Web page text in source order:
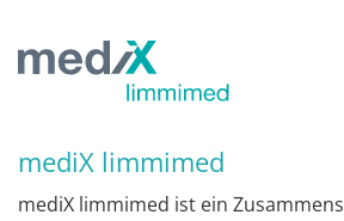
mediX limmimed
mediX limmimed ist ein